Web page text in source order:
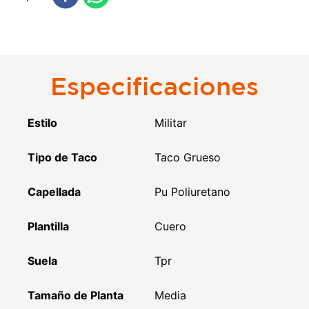
Especificaciones
Estilo Militar
Tipo de Taco Taco Grueso
Capellada Pu Poliuretano
Plantilla Cuero
Suela Tpr
Tamaño de Planta Media